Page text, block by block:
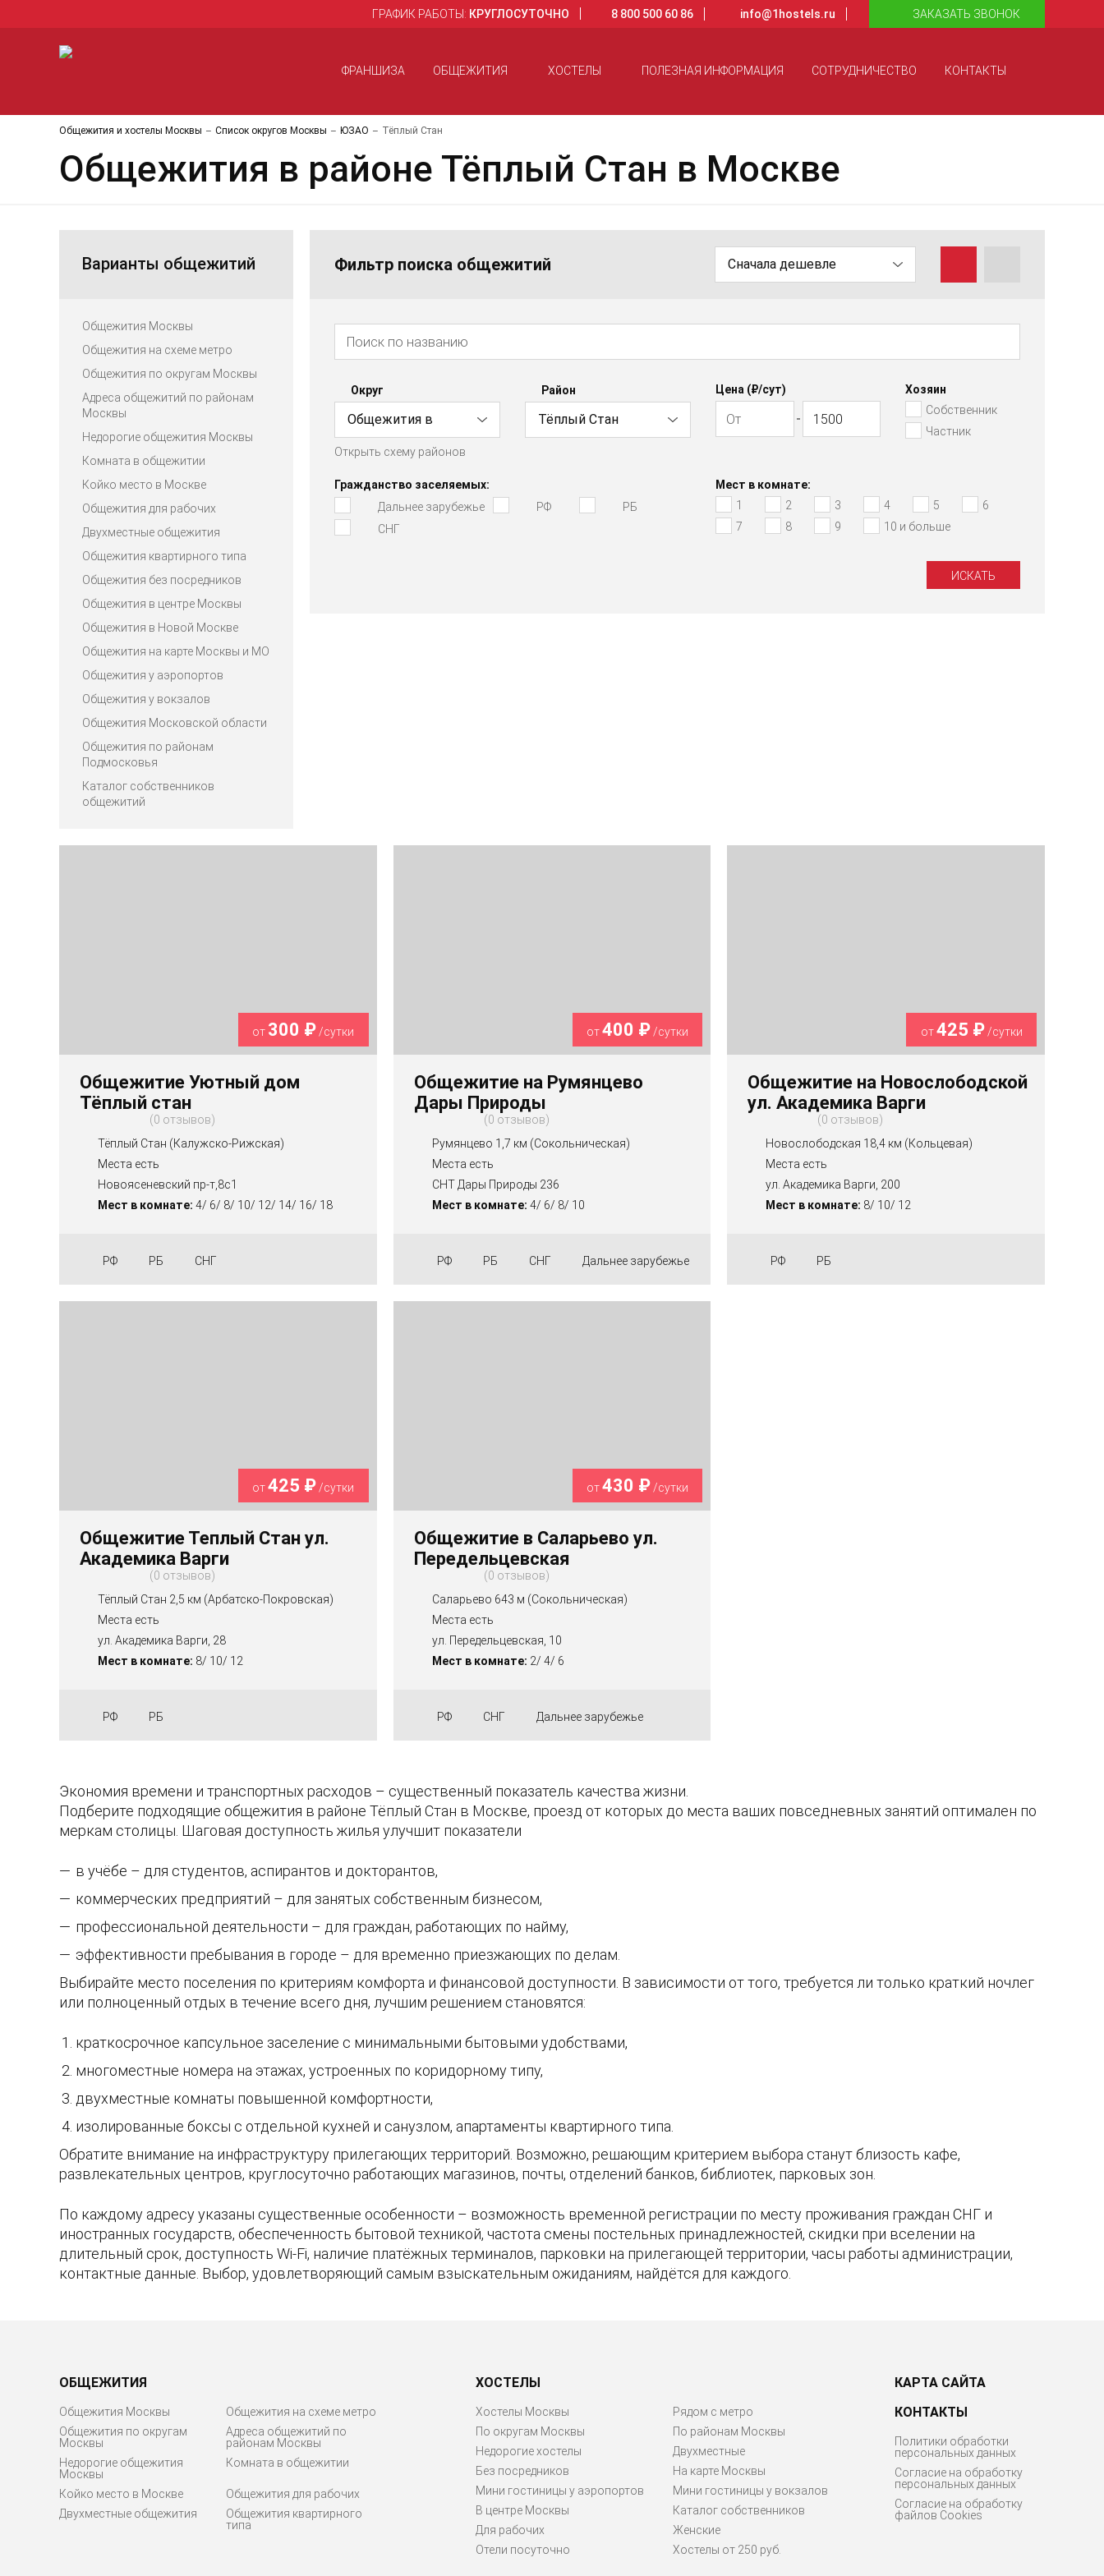
ГРАФИК РАБОТЫ: КРУГЛОСУТОЧНО 8 800 500 60 86 info@1hostels.ru ЗАКАЗАТЬ ЗВОНОК
ФРАНШИЗА ОБЩЕЖИТИЯ ХОСТЕЛЫ ПОЛЕЗНАЯ ИНФОРМАЦИЯ СОТРУДНИЧЕСТВО КОНТАКТЫ
Общежития и хостелы Москвы Список округов Москвы ЮЗАО Тёплый Стан
Общежития в районе Тёплый Стан в Москве
Варианты общежитий
Общежития Москвы
Общежития на схеме метро
Общежития по округам Москвы
Адреса общежитий по районам
Москвы
Недорогие общежития Москвы
Комната в общежитии
Койко место в Москве
Общежития для рабочих
Двухместные общежития
Общежития квартирного типа
Общежития без посредников
Общежития в центре Москвы
Общежития в Новой Москве
Общежития на карте Москвы и МО
Общежития у аэропортов
Общежития у вокзалов
Общежития Московской области
Общежития по районам
Подмосковья
Каталог собственников
общежитий
Фильтр поиска общежитий Сначала дешевле
Округ
Общежития в
Юго-Западном АО
Открыть схему районов
Район
Тёплый Стан
Цена (₽/cут)
Хозяин
Собственник
Частник
Гражданство заселяемых:
Дальнее зарубежье
РФ
РБ
СНГ
Мест в комнате:
1
2 3 4 5
6
7
8 9 10 и больше
от 300 ₽ /сутки
Общежитие Уютный дом
Тёплый стан
0 отзывов
Тёплый Стан (Калужско-Рижская)
Места есть
Новоясеневский пр-т,8с1
Мест в комнате: 4/ 6/ 8/ 10/ 12/ 14/ 16/ 18
РФ РБ СНГ
от400 ₽ /сутки
Общежитие на Румянцево
Дары Природы
0 отзывов
Румянцево 1,7 км (Сокольническая)
Места есть
СНТ Дары Природы 236
Мест в комнате: 4/ 6/ 8/ 10
РФ РБ СНГ Дальнее зарубежье
от425 ₽/сутки
Общежитие на Новослободской
ул. Академика Варги
0 отзывов
Новослободская 18,4 км (Кольцевая)
Места есть
ул. Академика Варги, 200
Мест в комнате: 8/ 10/ 12
РФ РБ
от425 ₽/сутки
Общежитие Теплый Стан ул.
Академика Варги
0 отзывов
Тёплый Стан 2,5 км (Арбатско-Покровская)
Места есть
ул. Академика Варги, 28
Мест в комнате: 8/ 10/ 12
РФ РБ
от430 ₽/сутки
Общежитие в Саларьево ул.
Передельцевская
0 отзывов
Саларьево 643 м (Сокольническая)
Места есть
ул. Передельцевская, 10
Мест в комнате: 2/ 4/ 6
РФ СНГ Дальнее зарубежье
Экономия времени и транспортных расходов – существенный показатель качества жизни.
Подберите подходящие общежития в районе Тёплый Стан в Москве, проезд от которых до места ваших повседневных занятий оптимален по
меркам столицы. Шаговая доступность жилья улучшит показатели
в учёбе – для студентов, аспирантов и докторантов,
коммерческих предприятий – для занятых собственным бизнесом,
профессиональной деятельности – для граждан, работающих по найму,
эффективности пребывания в городе – для временно приезжающих по делам.
Выбирайте место поселения по критериям комфорта и финансовой доступности. В зависимости от того, требуется ли только краткий ночлег
или полноценный отдых в течение всего дня, лучшим решением становятся:
краткосрочное капсульное заселение с минимальными бытовыми удобствами,
многоместные номера на этажах, устроенных по коридорному типу,
двухместные комнаты повышенной комфортности,
изолированные боксы с отдельной кухней и санузлом, апартаменты квартирного типа.
Обратите внимание на инфраструктуру прилегающих территорий. Возможно, решающим критерием выбора станут близость кафе,
развлекательных центров, круглосуточно работающих магазинов, почты, отделений банков, библиотек, парковых зон.
По каждому адресу указаны существенные особенности – возможность временной регистрации по месту проживания граждан СНГ и
иностранных государств, обеспеченность бытовой техникой, частота смены постельных принадлежностей, скидки при вселении на
длительный срок, доступность Wi-Fi, наличие платёжных терминалов, парковки на прилегающей территории, часы работы администрации,
контактные данные. Выбор, удовлетворяющий самым взыскательным ожиданиям, найдётся для каждого.
ОБЩЕЖИТИЯ
Общежития Москвы
Общежития на схеме метро
Общежития по округам
Москвы
Адреса общежитий по
районам Москвы
Недорогие общежития
Москвы
Комната в общежитии
Койко место в Москве
Общежития для рабочих
Двухместные общежития
Общежития квартирного
типа
ХОСТЕЛЫ
Хостелы Москвы
По округам Москвы
Недорогие хостелы
Без посредников
Мини гостиницы у аэропортов
В центре Москвы
Для рабочих
Отели посуточно
Рядом с метро
По районам Москвы
Двухместные
На карте Москвы
Мини гостиницы у вокзалов
Каталог собственников
Женские
Хостелы от 250 руб.
КАРТА САЙТА
КОНТАКТЫ
Политики обработки
персональных данных
Согласие на обработку
персональных данных
Согласие на обработку
файлов Cookies